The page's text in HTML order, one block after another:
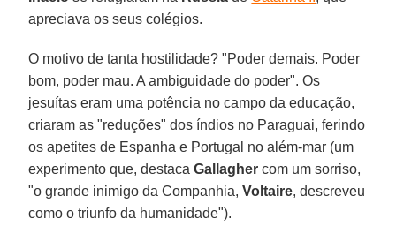
apreciava os seus colégios.
O motivo de tanta hostilidade? "Poder demais. Poder
bom, poder mau. A ambiguidade do poder". Os
jesuítas eram uma potência no campo da educação,
criaram as "reduções" dos índios no Paraguai, ferindo
os apetites de Espanha e Portugal no além-mar (um
experimento que, destacaGallagher com um sorriso,
"o grande inimigo da Companhia,Voltaire, descreveu
como o triunfo da humanidade").